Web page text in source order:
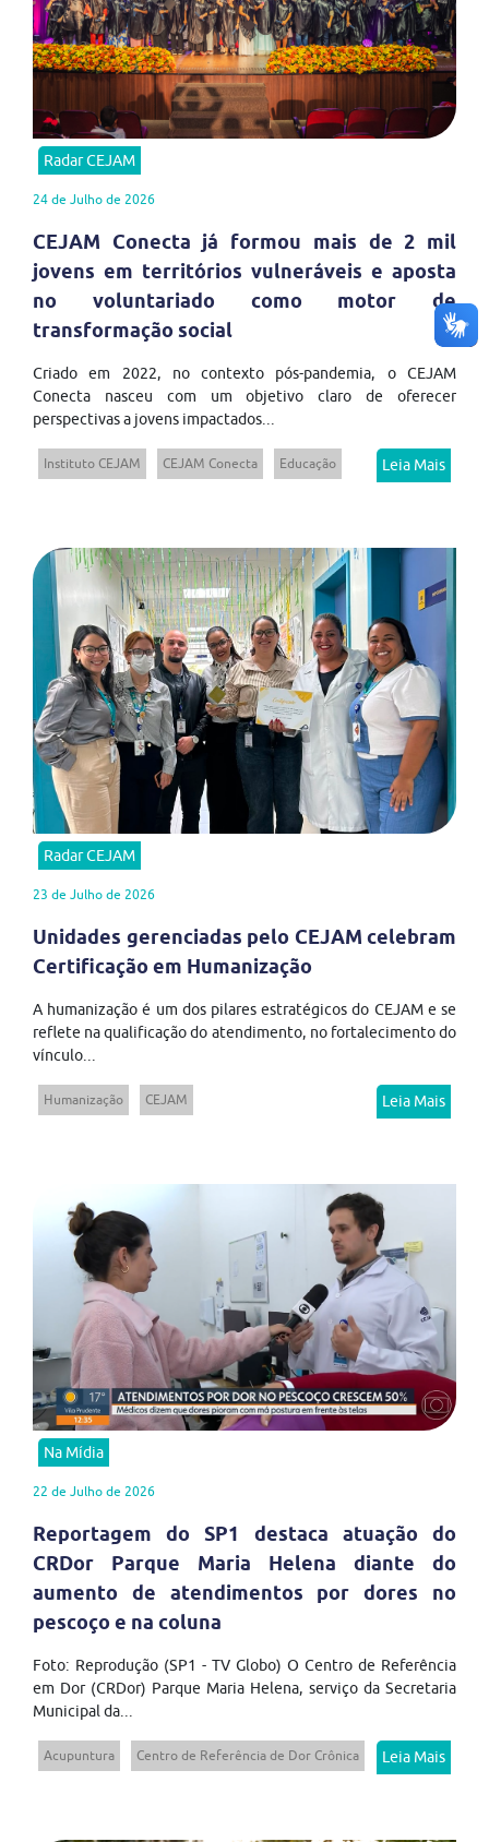
Radar CEJAM
24 de Julho de 2026
CEJAM Conecta já formou mais de 2 mil
jovens em territórios vulneráveis e aposta
no voluntariado como motor de
transformação social
Criado em 2022, no contexto pós-pandemia, o CEJAM
Conecta nasceu com um objetivo claro de oferecer
perspectivas a jovens impactados...
Instituto CEJAM CEJAM Conecta Educação Leia Mais
Radar CEJAM
23 de Julho de 2026
Unidades gerenciadas pelo CEJAM celebram
Certificação em Humanização
A humanização é um dos pilares estratégicos do CEJAM e se
reflete na qualificação do atendimento, no fortalecimento do
vínculo...
Humanização CEJAM Leia Mais
Na Mídia
22 de Julho de 2026
Reportagem do SP1 destaca atuação do
CRDor Parque Maria Helena diante do
aumento de atendimentos por dores no
pescoço e na coluna
Foto: Reprodução (SP1 - TV Globo) O Centro de Referência
em Dor (CRDor) Parque Maria Helena, serviço da Secretaria
Municipal da...
Acupuntura Centro de Referência de Dor Crônica Leia Mais